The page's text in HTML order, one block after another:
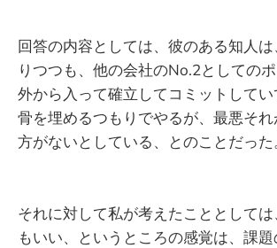
回答の内容としては、彼のある知人
りつつも、他の会社のNo.2としてのポ
外から入って確立してコミットして
骨を埋めるつもりでやるが、最悪そ
方がないとしている、とのことだった
それに対して私が考えたこととして
もいい、というところの感覚は、課